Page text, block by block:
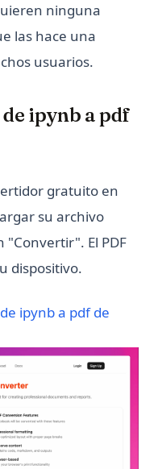
ninguna
las hace una
usuarios.
ipynb a pdf
gratuito en
su archivo
"Convertir". El PDF
dispositivo.
ipynb a pdf de